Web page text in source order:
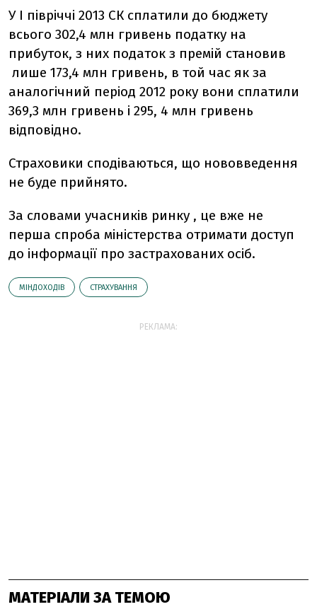
У I півріччі 2013 СК сплатили до бюджету
всього 302,4 млн гривень податку на
прибуток, з них податок з премій становив
лише 173,4 млн гривень, в той час як за
аналогічний період 2012 року вони сплатили
369,3 млн гривень і 295, 4 млн гривень
відповідно.
Страховики сподіваються, що нововведення
не буде прийнято.
За словами учасників ринку , це вже не
перша спроба міністерства отримати доступ
до інформації про застрахованих осіб.
МІНДОХОДІВ СТРАХУВАННЯ
РЕКЛАМА:
МАТЕРІАЛИ ЗА ТЕМОЮ